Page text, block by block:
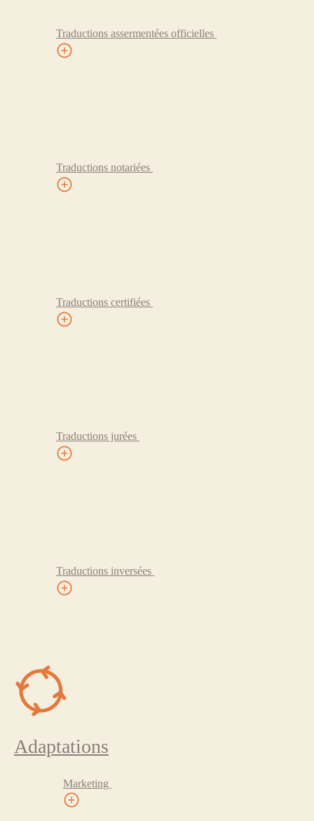
Traductions assermentées officielles
Traductions notariées
Traductions certifiées
Traductions jurées
Traductions inversées
Adaptations
Marketing